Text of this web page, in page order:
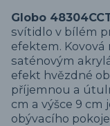
Globo
svítidlo v bílém
efektem.
saténovým
efekt hvězdné
příjemnou a
cm a výšce 9
obývacího